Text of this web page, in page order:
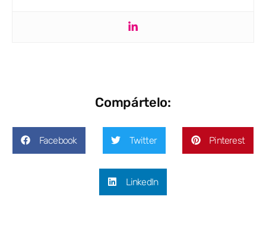
Compártelo:
Facebook Twitter Pinterest
LinkedIn